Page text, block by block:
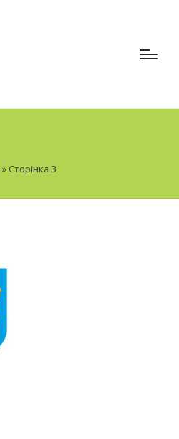
» Сторінка 3